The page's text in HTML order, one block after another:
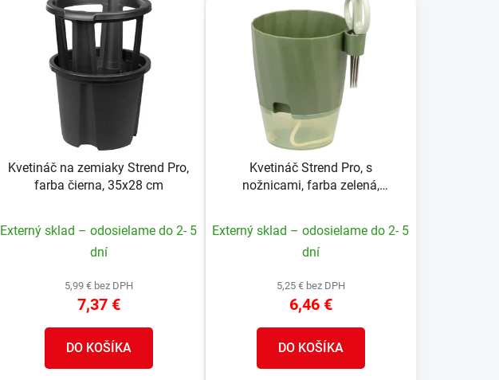
o
Kvetináč na zemiaky Strend Pro,
farba čierna, 35x28 cm
Externý sklad – odosielame do 2- 5
dní
5,99 € bez DPH
7,37 €
DO KOŠÍKA
Kvetináč Strend Pro, s
nožnicami, farba zelená,
Externý sklad – odosielame do 2- 5
dní
5,25 € bez DPH
6,46 €
DO KOŠÍKA